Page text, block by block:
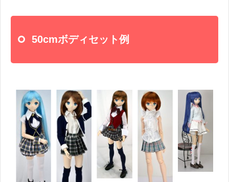
50cmボディセット例